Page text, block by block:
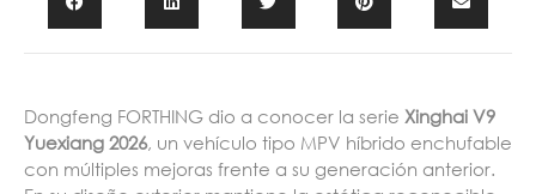
Dongfeng FORTHING dio a conocer la serie Xinghai V9
Yuexiang 2026, un vehículo tipo MPV híbrido enchufable
con múltiples mejoras frente a su generación anterior.